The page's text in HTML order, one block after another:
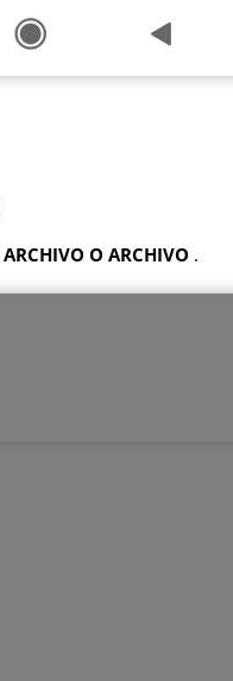
O ARCHIVO .